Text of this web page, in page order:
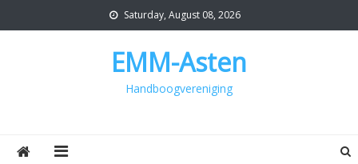
to
Saturday, August 08, 2026
EMM-Asten
Handboogvereniging